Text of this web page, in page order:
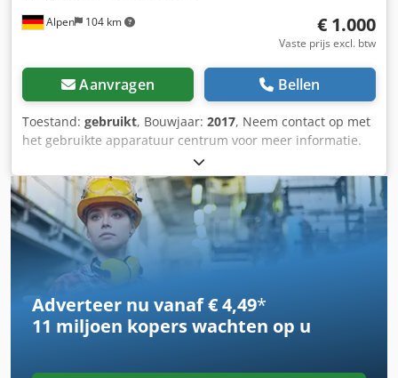
Alpen 104 km € 1.000
Vaste prijs excl. btw
Aanvragen Bellen
Toestand: gebruikt, Bouwjaar: 2017, Neem contact op met
het gebruikte apparatuur centrum voor meer informatie.
Adverteer nu vanaf € 4,49*
11 miljoen koperswachten op u